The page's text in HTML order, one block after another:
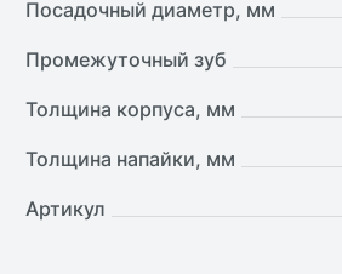
Посадочный диаметр, мм
Промежуточный зуб
Толщина корпуса, мм
Толщина напайки, мм
Артикул